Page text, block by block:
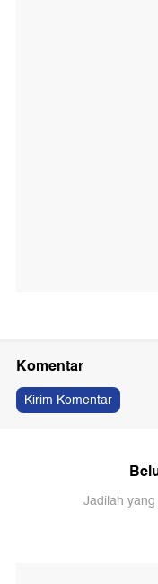
Komentar
Kirim Komentar
Jadilah